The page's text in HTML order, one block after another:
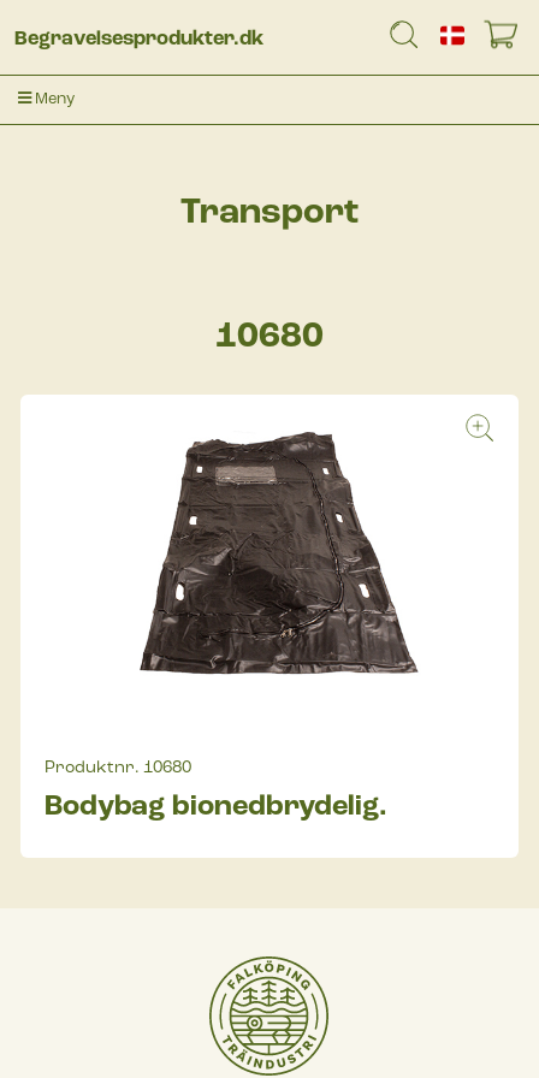
Begravelsesprodukter.dk
Meny
Transport
10680
Produktnr. 10680
Bodybag bionedbrydelig.